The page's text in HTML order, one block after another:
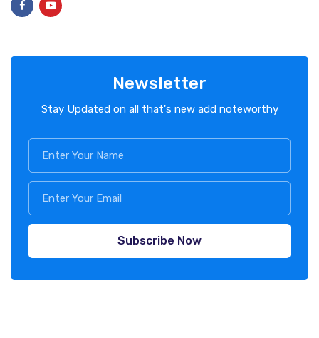
Newsletter
Stay Updated on all that's new add noteworthy
Subscribe Now